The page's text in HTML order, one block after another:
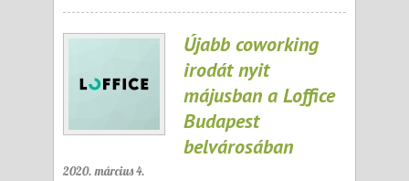
Újabb coworking
irodát nyit
májusban a Loffice
Budapest
belvárosában
2020. március 4.